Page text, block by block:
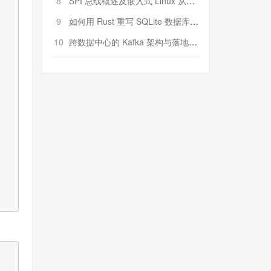
9
如何用 Rust 重写 SQLite 数据库（二）:是否有市场空间？
10 跨数据中心的 Kafka 架构与落地实战